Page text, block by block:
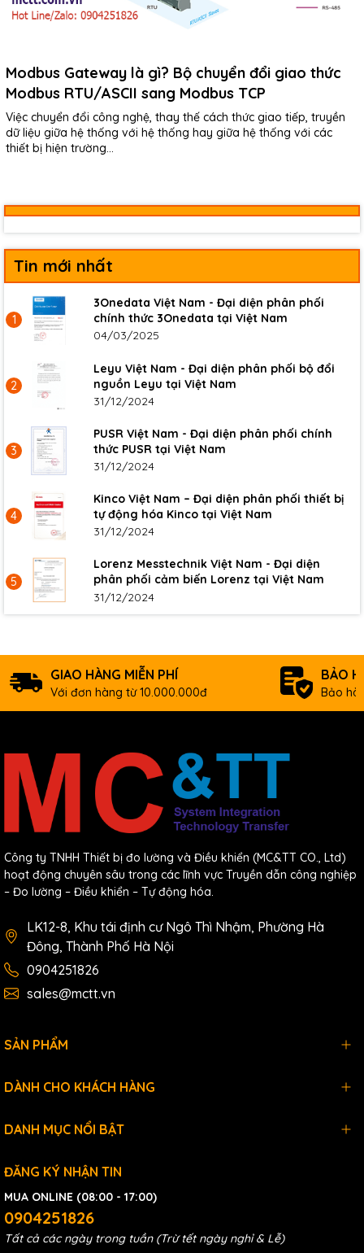
Modbus Gateway là gì? Bộ chuyển đổi giao thức
Modbus RTU/ASCII sang Modbus TCP
Việc chuyển đổi công nghệ, thay thế cách thức giao tiếp, truyền
dữ liệu giữa hệ thống với hệ thống hay giữa hệ thống với các
thiết bị hiện trường...
Tin mới nhất
1
3Onedata Việt Nam - Đại diện phân phối
chính thức 3Onedata tại Việt Nam
04/03/2025
2
Leyu Việt Nam - Đại diện phân phối bộ đổi
nguồn Leyu tại Việt Nam
31/12/2024
3
PUSR Việt Nam - Đại diện phân phối chính
thức PUSR tại Việt Nam
31/12/2024
4
Kinco Việt Nam – Đại diện phân phối thiết bị
tự động hóa Kinco tại Việt Nam
31/12/2024
5
Lorenz Messtechnik Việt Nam - Đại diện
phân phối cảm biến Lorenz tại Việt Nam
31/12/2024
GIAO HÀNG MIỄN PHÍ
Với đơn hàng từ 10.000.000đ
BẢO
Bảo
Công ty TNHH Thiết bị đo lường và Điều khiển (MC&TT CO., Ltd)
hoạt động chuyên sâu trong các lĩnh vực Truyền dẫn công nghiệp
– Đo lường – Điều khiển – Tự động hóa.
LK12-8, Khu tái định cư Ngô Thì Nhậm, Phường Hà
Đông, Thành Phố Hà Nội
0904251826
sales@mctt.vn
SẢN PHẨM
DÀNH CHO KHÁCH HÀNG
DANH MỤC NỔI BẬT
ĐĂNG KÝ NHẬN TIN
MUA ONLINE (08:00 - 17:00)
0904251826
Tất cả các ngày trong tuần (Trừ tết ngày nghỉ & Lễ)